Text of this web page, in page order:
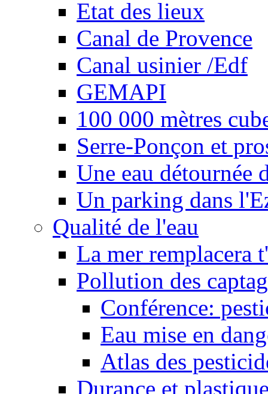
Etat des lieux
Canal de Provence
Canal usinier /Edf
GEMAPI
100 000 mètres
Serre-Ponçon et
Une eau détournée
Un parking dans
Qualité de l'eau
La mer remplacera
Pollution des
Conférence:
Eau mise en
Atlas des
Durance et